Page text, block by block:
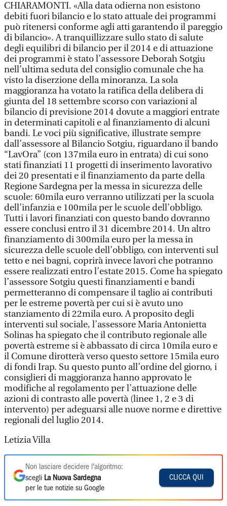
CHIARAMONTI. «Alla data odierna non esistono
debiti fuori bilancio e lo stato attuale dei programmi
può ritenersi conforme agli atti garantendo il pareggio
di bilancio». A tranquillizzare sullo stato di salute
degli equilibri di bilancio per il 2014 e di attuazione
dei programmi è stato l’assessore Deborah Sotgiu
nell’ultima seduta del consiglio comunale che ha
visto la diserzione della minoranza. La sola
maggioranza ha votato la ratifica della delibera di
giunta del 18 settembre scorso con variazioni al
bilancio di previsione 2014 dovute a maggiori entrate
in determinati capitoli e al finanziamento di alcuni
bandi. Le voci più significative, illustrate sempre
dall’assessore al Bilancio Sotgiu, riguardano il bando
“LavOra” (con 137mila euro in entrata) di cui sono
stati finanziati 11 progetti di inserimento lavorativo
dei 20 presentati e il finanziamento da parte della
Regione Sardegna per la messa in sicurezza delle
scuole: 60mila euro verranno utilizzati per la scuola
dell’infanzia e 100mila per le scuole dell’obbligo.
Tutti i lavori finanziati con questo bando dovranno
essere conclusi entro il 31 dicembre 2014. Un altro
finanziamento di 300mila euro per la messa in
sicurezza delle scuole dell’obbligo, con interventi sul
tetto e nei bagni, coprirà invece lavori che potranno
essere realizzati entro l’estate 2015. Come ha spiegato
l’assessore Sotgiu questi finanziamenti e bandi
permetteranno di compensare il taglio ai contributi
per le estreme povertà per cui si è avuto uno
stanziamento di 22mila euro. A proposito degli
interventi sul sociale, l’assessore Maria Antonietta
Solinas ha spiegato che il contributo regionale alle
povertà estreme si è abbassato di circa 10mila euro e
il Comune dirotterà verso questo settore 15mila euro
di fondi Irap. Su questo punto all’ordine del giorno, i
consiglieri di maggioranza hanno approvato le
modifiche al regolamento per l’attuazione delle
azioni di contrasto alle povertà (linee 1, 2 e 3 di
intervento) per adeguarsi alle nuove norme e direttive
regionali del luglio 2014.
Letizia Villa
Non lasciare decidere l'algoritmo:
scegli La Nuova Sardegna
per le tue notizie su Google
CLICCA QUI